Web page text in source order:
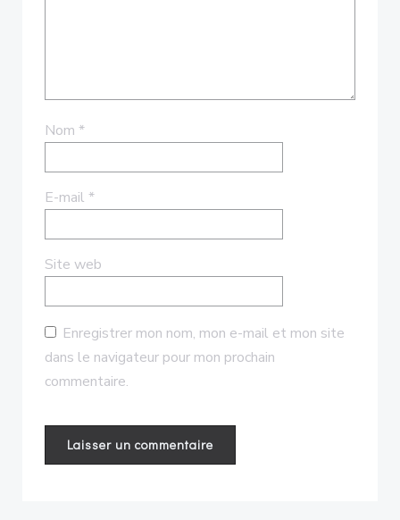
Nom *
E-mail *
Site web
Enregistrer mon nom, mon e-mail et mon site
dans le navigateur pour mon prochain
commentaire.